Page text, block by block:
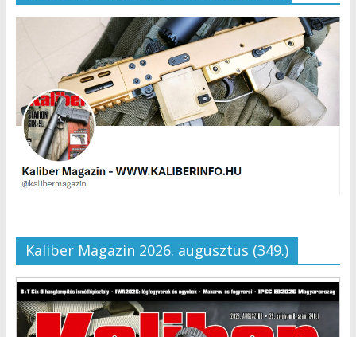
Kaliber Magazin 2026. augusztus (349.)